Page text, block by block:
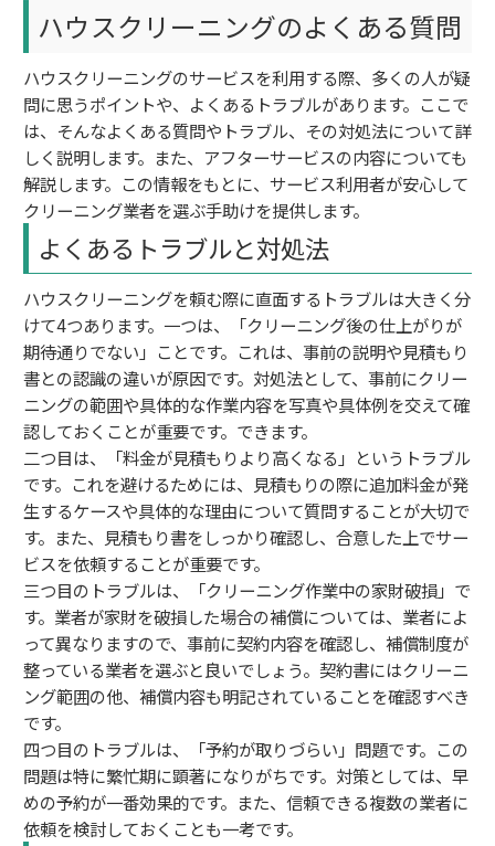
ハウスクリーニングのよくある質問
ハウスクリーニングのサービスを利用する際、多くの人が疑
問に思うポイントや、よくあるトラブルがあります。ここで
は、そんなよくある質問やトラブル、その対処法について詳
しく説明します。また、アフターサービスの内容についても
解説します。この情報をもとに、サービス利用者が安心して
クリーニング業者を選ぶ手助けを提供します。
よくあるトラブルと対処法
ハウスクリーニングを頼む際に直面するトラブルは大きく分
けて4つあります。一つは、「クリーニング後の仕上がりが
期待通りでない」ことです。これは、事前の説明や見積もり
書との認識の違いが原因です。対処法として、事前にクリー
ニングの範囲や具体的な作業内容を写真や具体例を交えて確
認しておくことが重要です。できます。
二つ目は、「料金が見積もりより高くなる」というトラブル
です。これを避けるためには、見積もりの際に追加料金が発
生するケースや具体的な理由について質問することが大切で
す。また、見積もり書をしっかり確認し、合意した上でサー
ビスを依頼することが重要です。
三つ目のトラブルは、「クリーニング作業中の家財破損」で
す。業者が家財を破損した場合の補償については、業者によ
って異なりますので、事前に契約内容を確認し、補償制度が
整っている業者を選ぶと良いでしょう。契約書にはクリーニ
ング範囲の他、補償内容も明記されていることを確認すべき
です。
四つ目のトラブルは、「予約が取りづらい」問題です。この
問題は特に繁忙期に顕著になりがちです。対策としては、早
めの予約が一番効果的です。また、信頼できる複数の業者に
依頼を検討しておくことも一考です。